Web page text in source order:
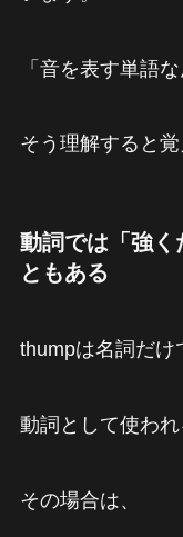
「音を表す単語な
そう理解すると
動詞では「強く
ともある
thumpは名詞だけ
動詞として使われ
その場合は、